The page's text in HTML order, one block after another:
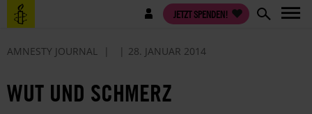
Direkt
zum
Benutzermenü JETZT SPENDEN!
AMNESTY JOURNAL 28. JANUAR 2014
WUT UND SCHMERZ